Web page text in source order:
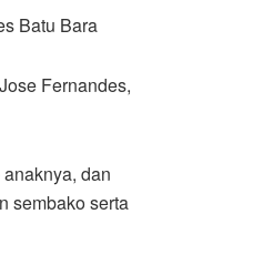
Batu Bara
Fernandes,
dan
sembako serta